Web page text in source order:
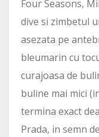
Four Seasons,
dive si zimbetul
asezata pe
bleumarin cu
curajoasa de
buline mai mici
termina exact
Prada, in semn